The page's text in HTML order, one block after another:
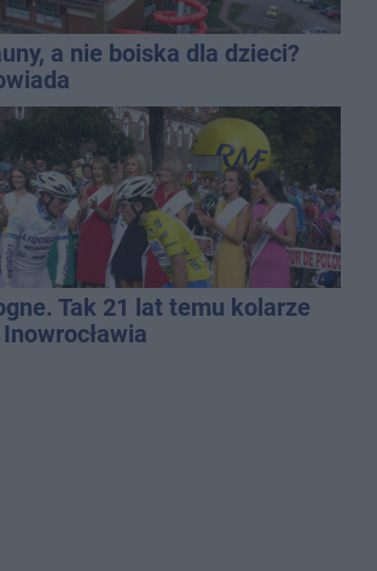
a nie boiska dla dzieci?
Tak 21 lat temu kolarze